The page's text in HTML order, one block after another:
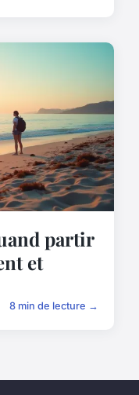
partir
et
8 min de lecture →